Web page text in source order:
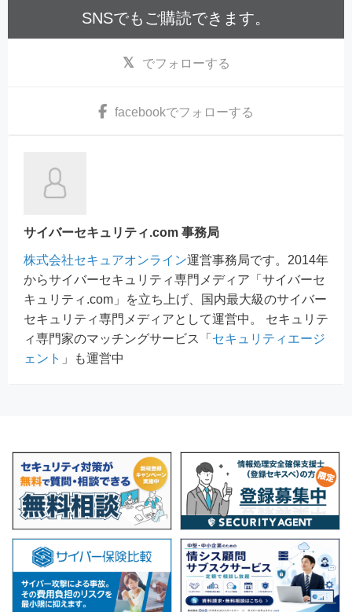
SNSでもご購読できます。
でフォローする
facebookでフォローする
サイバーセキュリティ.com 事務局
株式会社セキュアオンライン運営事務局です。2014年
からサイバーセキュリティ専門メディア「サイバーセ
キュリティ.com」を立ち上げ、国内最大級のサイバー
セキュリティ専門メディアとして運営中。 セキュリテ
ィ専門家のマッチングサービス「 セキュリティエージ
ェント 」も運営中